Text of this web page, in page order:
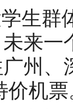
生群
来一
州、
价机